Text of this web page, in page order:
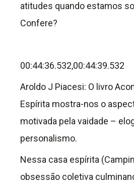
atitudes quando estamos
Confere?
00:44:36.532,00:44:39.532
Aroldo J Piacesi: O livro
Espírita mostra-nos o
motivada pela vaidade –
personalismo.
Nessa casa espírita
obsessão coletiva